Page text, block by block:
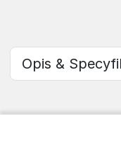
Wybierz sekcję